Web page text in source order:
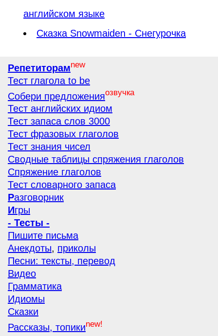
английском языке
Сказка Snowmaiden - Снегурочка
Репетиторамnew
Тест глагола to be
Собери предложенияозвучка
Тест английских идиом
Тест запаса слов 3000
Тест фразовых глаголов
Тест знания чисел
Сводные таблицы спряжения глаголов
Спряжение глаголов
Тест словарного запаса
Разговорник
Игры
- Тесты -
Пишите письма
Анекдоты, приколы
Песни: тексты, перевод
Видео
Грамматика
Идиомы
Сказки
Рассказы, топикиnew!